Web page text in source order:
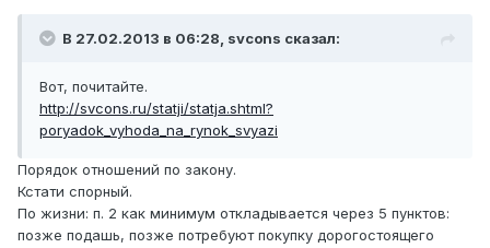
В 27.02.2013 в 06:28, svcons сказал:
Вот, почитайте.
http://svcons.ru/statji/statja.shtml?
poryadok_vyhoda_na_rynok_svyazi
Порядок отношений по закону.
Кстати спорный.
По жизни: п. 2 как минимум откладывается через 5 пунктов:
позже подашь, позже потребуют покупку дорогостоящего